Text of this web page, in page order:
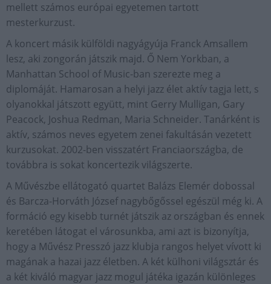
mellett számos európai egyetemen tartott
mesterkurzust.
A koncert másik külföldi nagyágyúja Franck Amsallem
lesz, aki zongorán játszik majd. Ő Nem Yorkban, a
Manhattan School of Music-ban szerezte meg a
diplomáját. Hamarosan a helyi jazz élet aktív tagja lett, s
olyanokkal játszott együtt, mint Gerry Mulligan, Gary
Peacock, Joshua Redman, Maria Schneider. Tanárként is
aktív, számos neves egyetem zenei fakultásán vezetett
kurzusokat. 2002-ben visszatért Franciaországba, de
továbbra is sokat koncertezik világszerte.
A Művészbe ellátogató quartet Balázs Elemér dobossal
és Barcza-Horváth József nagybőgőssel egészül még ki. A
formáció egy kisebb turnét játszik az országban és ennek
keretében látogat el városunkba, ami azt is bizonyítja,
hogy a Művész Presszó jazz klubja rangos helyet vívott ki
magának a hazai jazz életben. A két külhoni világsztár és
a két kiváló magyar jazz mogul játéka igazán különleges